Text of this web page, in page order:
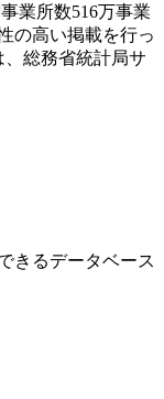
業所数516万事業
の高い掲載を行っ
総務省統計局サ
きるデータベース